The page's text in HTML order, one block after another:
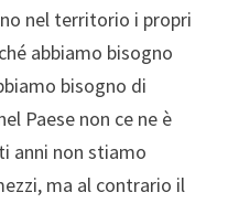
nel territorio i propri
abbiamo bisogno
bisogno di
Paese non ce ne è
anni non stiamo
ma al contrario il